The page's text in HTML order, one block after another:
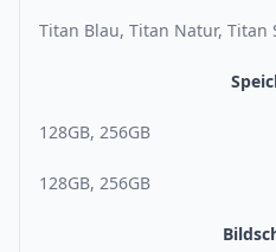
Titan Blau, Titan Natur, Titan
128GB, 256GB
128GB, 256GB